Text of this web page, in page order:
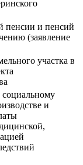
пенсии и пенсий
(заявление
участка в
социальному
и